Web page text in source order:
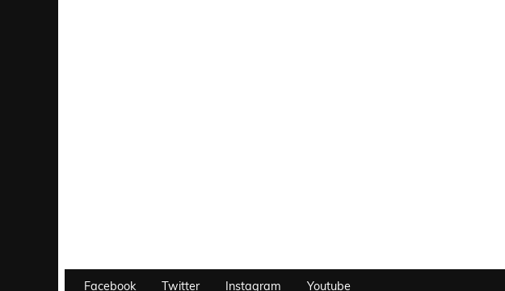
Facebook Twitter Instagram Youtube